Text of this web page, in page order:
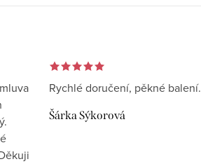
Rychlé doručení, pěkné balení.
Šárka Sýkorová